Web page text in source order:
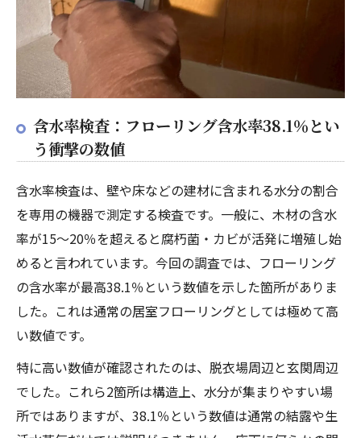
含水率検査：フローリング含水率38.1％とい
う衝撃の数値
含水率検査は、壁や床などの建材に含まれる水分の割合
を専用の機器で測定する検査です。一般に、木材の含水
率が15〜20％を超えると腐朽菌・カビが活発に増殖し始
めると言われています。今回の調査では、フローリング
の含水率が最高38.1％という数値を示した箇所がありま
した。これは通常の居室フローリングとしては極めて高
い数値です。
特に高い数値が確認されたのは、脱衣場周辺と玄関周辺
でした。これら2箇所は構造上、水分が集まりやすい場
所ではありますが、38.1％という数値は通常の結露や生